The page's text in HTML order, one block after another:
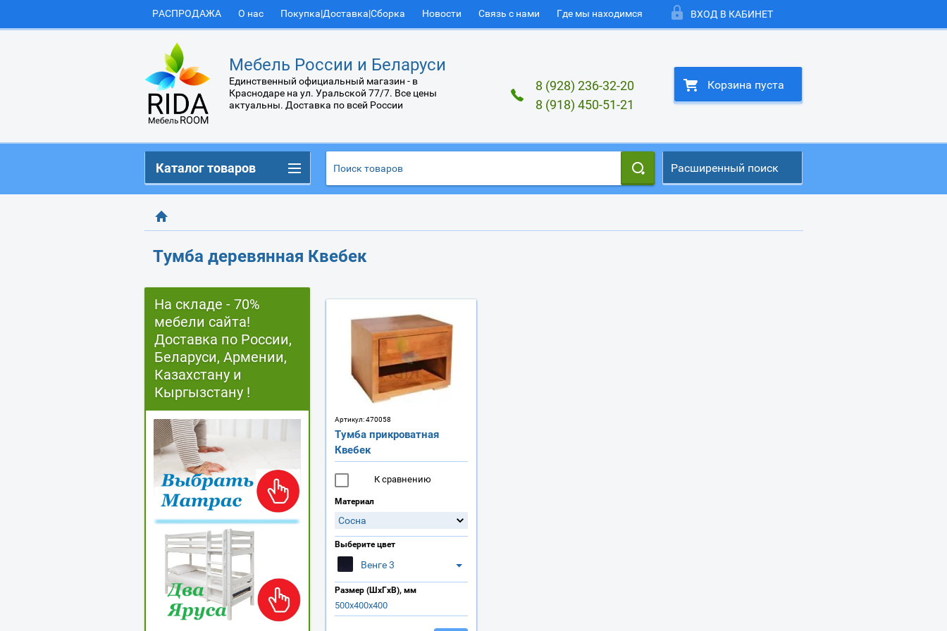
РАСПРОДАЖА О нас Покупка|Доставка|Сборка Новости Связь с нами Где мы находимся ВХОД В КАБИНЕТ
Мебель России и Беларуси
Единственный официальный магазин - в
Краснодаре на ул. Уральской 77/7. Все цены
актуальны. Доставка по всей России
8 (928) 236-32-20
8 (918) 450-51-21
Корзина пуста
Расширенный поиск
Тумба деревянная Квебек
Артикул:470058
Тумба прикроватная
Квебек
К сравнению
Материал
Сосна
Выберите цвет
Венге 3
Размер (ШхГхВ), мм
500х400х400
Каталог товаров
На складе - 70%
мебели сайта!
Доставка по России,
Беларуси, Армении,
Казахстану и
Кыргызстану !